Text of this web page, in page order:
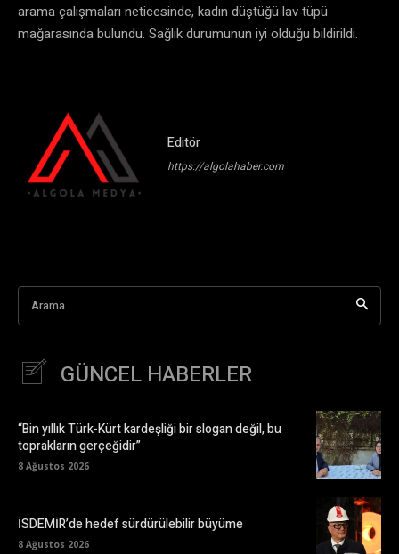
arama çalışmaları neticesinde, kadın düştüğü lav tüpü
mağarasında bulundu. Sağlık durumunun iyi olduğu bildirildi.
Editör
https://algolahaber.com
Arama
GÜNCEL HABERLER
“Bin yıllık Türk-Kürt kardeşliği bir slogan değil, bu
toprakların gerçeğidir”
8 Ağustos 2026
İSDEMİR’de hedef sürdürülebilir büyüme
8 Ağustos 2026